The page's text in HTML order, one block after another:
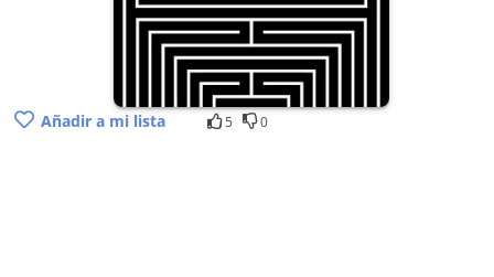
Añadir a mi lista 5 0